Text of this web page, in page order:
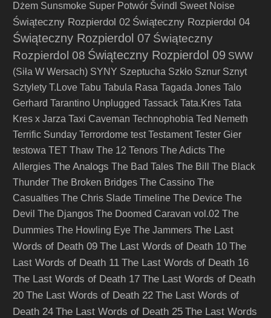
Dżem Sunsmoke Super Potwór Švindl Sweet Noise
Świąteczny Rozpierdol 02 Świąteczny Rozpierdol 04
Świąteczny Rozpierdol 07 Świąteczny
Rozpierdol 08 Świąteczny Rozpierdol 09 SWW
(Siła W Wersach) SYNY Szeptucha Szkło Sznur Sznyt
Sztylety T.Love Tabu Tabula Rasa Tagada Jones Talo
Gerhard Tarantino Unplugged Tassack Tata.Kres Tata
Kres x Jarza Taxi Caveman Technophobia Ted Nemeth
Terrific Sunday Terrordome test Testament Tester Gier
testowa TET Thaw The 12 Tenors The Adicts The
Allergies The Analogs The Bad Tales The Bill
The Black
Thunder The Broken Bridges The Cassino The
Casualties The Chris Slade Timeline The Device The
Devil The Djangos The Doomed Caravan vol.02 The
Dummies The Howling Eye The Jammers The Last
Words of Death 09 The Last Words of Death 10 The
Last Words of Death 11 The Last Words of Death 16
The Last Words of Death 17 The Last Words of Death
20 The Last Words of Death 22 The Last Words of
Death 24 The Last Words of Death 25 The Last Words